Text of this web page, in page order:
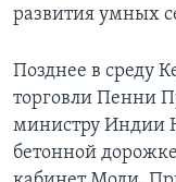
развития умных
Позднее в среду
торговли Пенни
министру Индии
бетонной